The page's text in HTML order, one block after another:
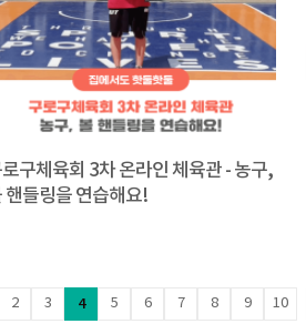
구체육회 3차 온라인 체육관 - 농구,
핸들링을 연습해요!
2 3 4 5 6 7 8 9 10